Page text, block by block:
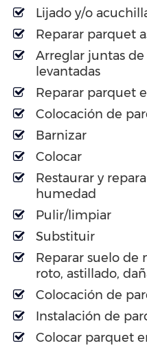
Lijado y/o
Reparar parquet
Arreglar juntas
levantadas
Reparar parquet
Colocación de
Barnizar
Colocar
Restaurar y
humedad
Pulir/limpiar
Substituir
Reparar suelo de
roto, astillado,
Colocación de
Instalación de
Colocar parquet